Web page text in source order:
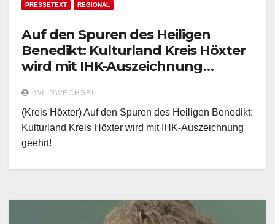
PRESSETEXT REGIONAL
Auf den Spuren des Heiligen
Benedikt: Kulturland Kreis Höxter
wird mit IHK-Auszeichnung
WILDWECHSEL
(Kreis Höxter) Auf den Spuren des Heiligen Benedikt:
Kulturland Kreis Höxter wird mit IHK-Auszeichnung
geehrt!